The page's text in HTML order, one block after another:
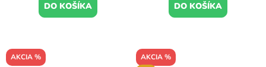
DO KOŠÍKA DO KOŠÍKA
AKCIA %
AKCIA %